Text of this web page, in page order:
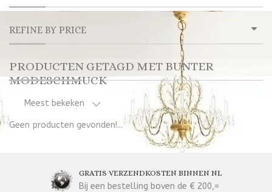
REFINE BY PRICE
PRODUCTEN GETAGD MET BUNTER
MODESCHMUCK
Meest bekeken
Geen producten gevonden!...
GRATIS VERZENDKOSTEN BINNEN NL
Bij een bestelling boven de € 200,=